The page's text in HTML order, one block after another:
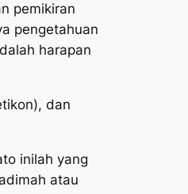
pemikiran
pengetahuan
harapan
dan
inilah yang
atau